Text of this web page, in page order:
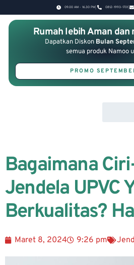
09.00 AM - 16.30 PM 0812-1993-1701
Rumah lebih Aman dan
Dapatkan Diskon Bulan
semua produk Namoo
PROMO
Bagaimana
Jendela UPVC
Berkualitas?
Maret 8, 2024 9:26 pm